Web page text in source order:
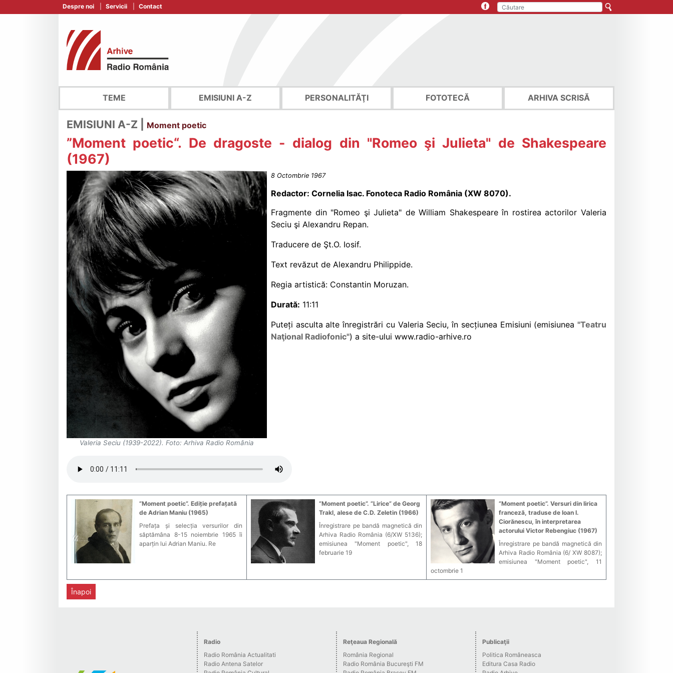
Despre noi Servicii Contact
TEME EMISIUNI A-Z PERSONALITĂŢI FOTOTECĂ ARHIVA SCRISĂ
EMISIUNI A-Z | Moment poetic
”Moment poetic“. De dragoste - dialog din "Romeo şi Julieta" de Shakespeare
(1967)
Valeria Seciu (1939-2022). Foto: Arhiva Radio România
8 Octombrie 1967
Redactor: Cornelia Isac. Fonoteca Radio România (XW 8070).
Fragmente din "Romeo şi Julieta" de William Shakespeare în rostirea actorilor Valeria
Seciu şi Alexandru Repan.
Traducere de Şt.O. Iosif.
Text revăzut de Alexandru Philippide.
Regia artistică: Constantin Moruzan.
Durată: 11:11
Puteți asculta alte înregistrări cu Valeria Seciu, în secțiunea Emisiuni (emisiunea "Teatru
Naţional Radiofonic") a site-ului www.radio-arhive.ro
”Moment poetic”. Ediție prefațată
de Adrian Maniu (1965)
Prefața și selecția versurilor din
săptămâna 8-15 noiembrie 1965 îi
aparțin lui Adrian Maniu. Re
”Moment poetic”. ”Lirice” de Georg
Trakl, alese de C.D. Zeletin (1966)
Înregistrare pe bandă magnetică din
Arhiva Radio România (6/XW 5136);
emisiunea "Moment poetic", 18
februarie 19
”Moment poetic”. Versuri din lirica
franceză, traduse de Ioan I.
Ciorănescu, în interpretarea
actorului Victor Rebengiuc (1967)
Înregistrare pe bandă magnetică din
Arhiva Radio România (6/ XW 8087);
emisiunea "Moment poetic", 11
octombrie 1
Înapoi
Radio
Radio România Actualitati
Radio Antena Satelor
Reţeaua Regională
România Regional
Radio România Bucureşti FM
Publicaţii
Politica Româneasca
Editura Casa Radio